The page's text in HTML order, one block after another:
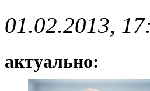
01.02.2013,
актуально: